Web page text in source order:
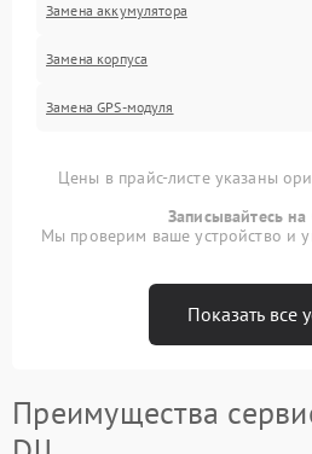
Замена аккумулятора
Замена корпуса
Замена GPS-модуля
Цены в прайс-листе указаны
Записывайтесь
Мы проверим ваше устройство и
Показать все
Преимущества